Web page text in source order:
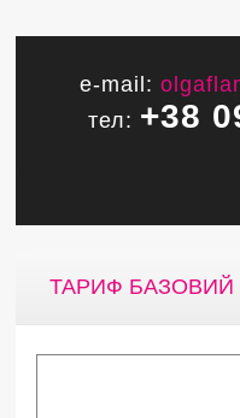
e-mail:
тел: +38
ТАРИФ БАЗОВИЙ